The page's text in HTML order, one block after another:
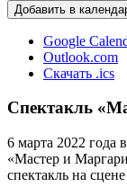
Добавить в
Google
Outlook.com
Скачать .ics
Спектакль
6 марта 2022 года
«Мастер и
спектакль на